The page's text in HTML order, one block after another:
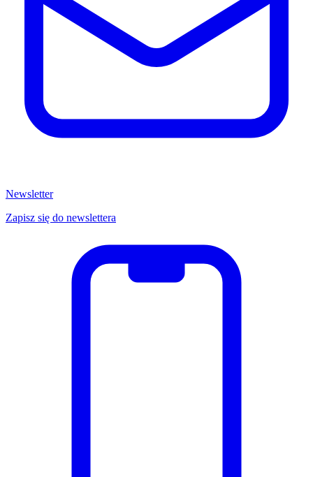
Newsletter
Zapisz się do newslettera